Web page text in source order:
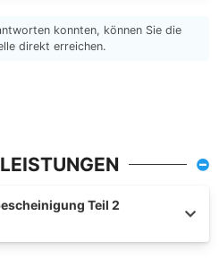
konnten, können Sie die
direkt erreichen.
Teil 2